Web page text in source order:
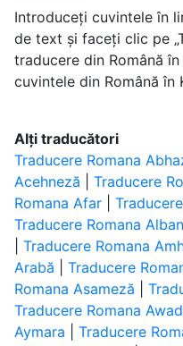
Introduceți cuvintele în
de text și faceți clic pe
traducere din Română
cuvintele din Română în
Alți traducători
Traducere Romana
Acehneză
Traducere
Romana Afar|
Traducere Romana
Traducere Romana
Arabă
Traducere
Romana Asameză
Traducere Romana
Aymara
Traducere